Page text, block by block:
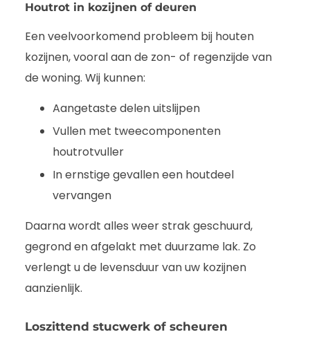
Houtrot in kozijnen of deuren
Een veelvoorkomend probleem bij houten
kozijnen, vooral aan de zon- of regenzijde van
de woning. Wij kunnen:
Aangetaste delen uitslijpen
Vullen met tweecomponenten
houtrotvuller
In ernstige gevallen een houtdeel
vervangen
Daarna wordt alles weer strak geschuurd,
gegrond en afgelakt met duurzame lak. Zo
verlengt u de levensduur van uw kozijnen
aanzienlijk.
Loszittend stucwerk of scheuren